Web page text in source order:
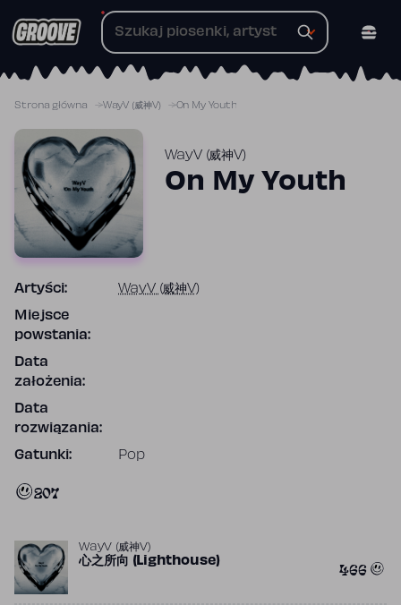
do
Strona główna WayV (威神V) On My Youth
WayV (威神V)
On My Youth
Artyści: WayV (威神V)
Miejsce
powstania:
Data
założenia:
Data
rozwiązania:
Gatunki: Pop
207
WayV (威神V)
心之所向 (Lighthouse) 466